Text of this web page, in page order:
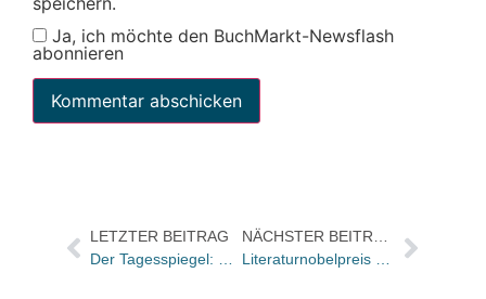
Ja, ich möchte den BuchMarkt-Newsflash
abonnieren
LETZTER BEITRAG